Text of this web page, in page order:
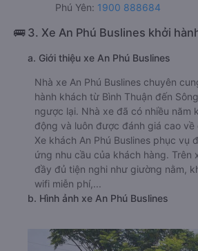
Xem địa chỉ văn phòng nhà xe
https://vexere.com/vi-VN/
Số điện thoại đặt mua vé xe
Phú Yên: 1900 888684
🚌 3. Xe An Phú Buslines khởi
a. Giới thiệu xe An Phú Buslines
Nhà xe An Phú Buslines chuyên
hành khách từ Bình Thuận đến
ngược lại. Nhà xe đã có nhiều năm
động và luôn được đánh giá cao
Xe khách An Phú Buslines phục vụ
ứng nhu cầu của khách hàng. Trên
wifi miễn phí,...
b. Hình ảnh xe An Phú Buslines